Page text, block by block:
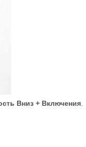
Вниз + Включения